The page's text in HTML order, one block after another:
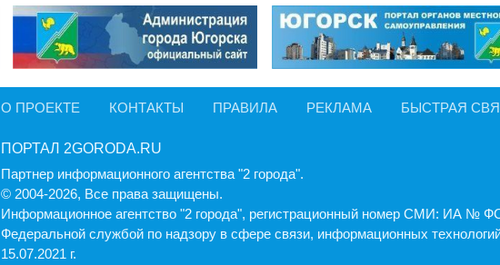
О ПРОЕКТЕ КОНТАКТЫ ПРАВИЛА РЕКЛАМА БЫСТРАЯ
ПОРТАЛ 2GORODA.RU
Партнер информационного агентства "2 города".
© 2004-2026, Все права защищены.
Информационное агентство "2 города", регистрационный номер СМИ: ИА №
Федеральной службой по надзору в сфере связи, информационных
15.07.2021 г.